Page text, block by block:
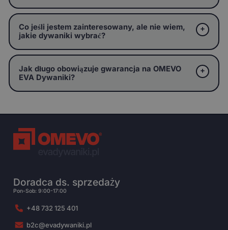
Co jeśli jestem zainteresowany, ale nie wiem,
jakie dywaniki wybrać?
Jak długo obowiązuje gwarancja na OMEVO
EVA Dywaniki?
Doradca ds. sprzedaży
Pon-Sob: 9:00-17:00
+48 732 125 401
b2c@evadywaniki.pl